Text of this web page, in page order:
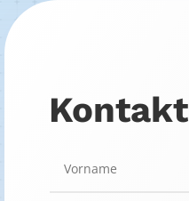
Kontakt